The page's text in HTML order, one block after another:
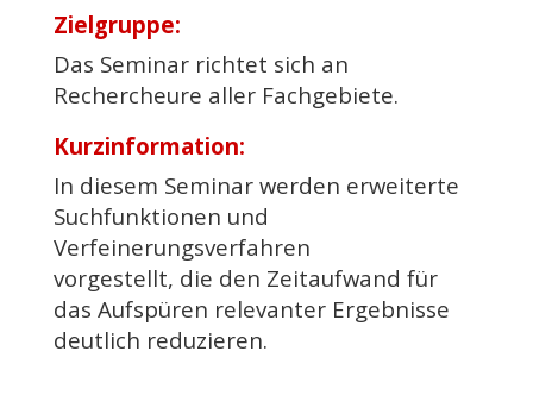
Zielgruppe:
Das Seminar richtet sich an
Rechercheure aller Fachgebiete.
Kurzinformation:
In diesem Seminar werden erweiterte
Suchfunktionen und
Verfeinerungsverfahren
vorgestellt, die den Zeitaufwand für
das Aufspüren relevanter Ergebnisse
deutlich reduzieren.